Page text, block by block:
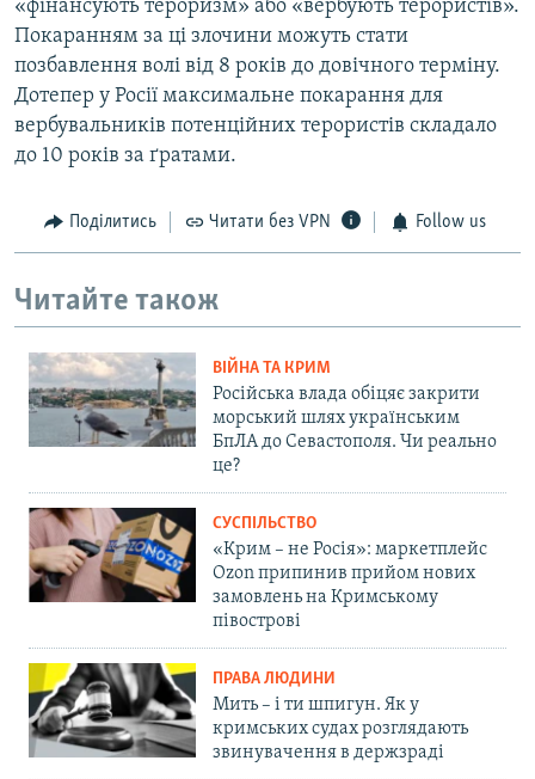
«фінансують тероризм» або «вербують терористів».
Покаранням за ці злочини можуть стати
позбавлення волі від 8 років до довічного терміну.
Дотепер у Росії максимальне покарання для
вербувальників потенційних терористів складало
до 10 років за ґратами.
Поділитись Читати без VPN Follow us
Читайте також
ВІЙНА ТА КРИМ
Російська влада обіцяє закрити
морський шлях українським
БпЛА до Севастополя. Чи реально
це?
СУСПІЛЬСТВО
«Крим – не Росія»: маркетплейс
Ozon припинив прийом нових
замовлень на Кримському
півострові
ПРАВА ЛЮДИНИ
Мить – і ти шпигун. Як у
кримських судах розглядають
звинувачення в держзраді